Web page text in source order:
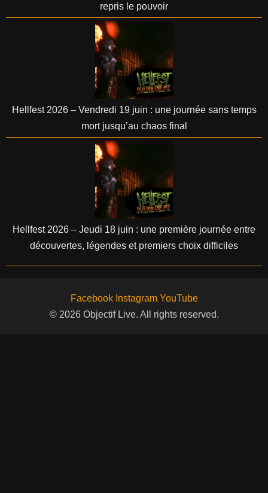
repris le pouvoir
Hellfest 2026 – Vendredi 19 juin : une journée sans temps
mort jusqu’au chaos final
Hellfest 2026 – Jeudi 18 juin : une première journée entre
découvertes, légendes et premiers choix difficiles
Facebook Instagram YouTube
© 2026 Objectif Live. All rights reserved.